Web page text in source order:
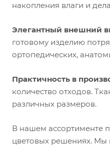
накопления влаги и
Элегантный внешний
готовому изделию
ортопедических,
Практичность в
количество отходов.
различных размеров.
В нашем ассортименте
цветовых решениях. Мы